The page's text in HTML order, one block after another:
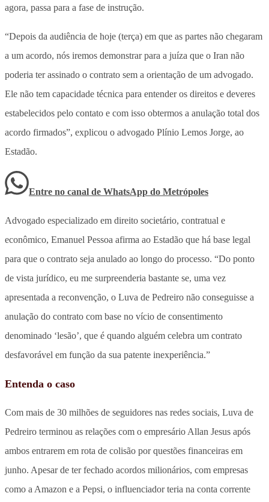
agora, passa para a fase de instrução.
“Depois da audiência de hoje (terça) em que as partes não chegaram
a um acordo, nós iremos demonstrar para a juíza que o Iran não
poderia ter assinado o contrato sem a orientação de um advogado.
Ele não tem capacidade técnica para entender os direitos e deveres
estabelecidos pelo contato e com isso obtermos a anulação total dos
acordo firmados”, explicou o advogado Plínio Lemos Jorge, ao
Estadão.
Entre no canal de WhatsApp do Metrópoles
Advogado especializado em direito societário, contratual e
econômico, Emanuel Pessoa afirma ao Estadão que há base legal
para que o contrato seja anulado ao longo do processo. “Do ponto
de vista jurídico, eu me surpreenderia bastante se, uma vez
apresentada a reconvenção, o Luva de Pedreiro não conseguisse a
anulação do contrato com base no vício de consentimento
denominado ‘lesão’, que é quando alguém celebra um contrato
desfavorável em função da sua patente inexperiência.”
Entenda o caso
Com mais de 30 milhões de seguidores nas redes sociais, Luva de
Pedreiro terminou as relações com o empresário Allan Jesus após
ambos entrarem em rota de colisão por questões financeiras em
junho. Apesar de ter fechado acordos milionários, com empresas
como a Amazon e a Pepsi, o influenciador teria na conta corrente